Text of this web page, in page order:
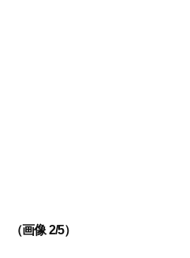
（画像 2/5）